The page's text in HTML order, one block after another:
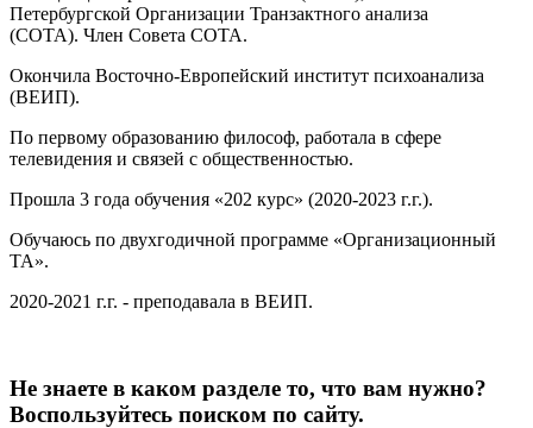
Петербургской Организации Транзактного анализа
(СОТА). Член Совета СОТА.
Окончила Восточно-Европейский институт психоанализа
(ВЕИП).
По первому образованию философ, работала в сфере
телевидения и связей с общественностью.
Прошла 3 года обучения «202 курс» (2020-2023 г.г.).
Обучаюсь по двухгодичной программе «Организационный
ТА».
2020-2021 г.г. - преподавала в ВЕИП.
Не знаете в каком разделе то, что вам нужно?
Воспользуйтесь поиском по сайту.